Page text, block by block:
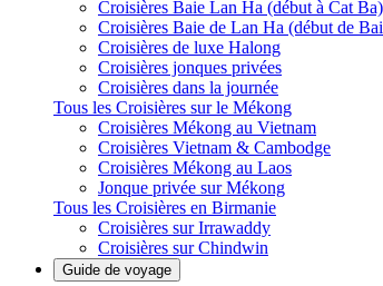
Croisières Baie Lan Ha (début à Cat Ba)
Croisières Baie de Lan Ha (début de
Croisières de luxe Halong
Croisières jonques privées
Croisières dans la journée
Tous les Croisières sur le Mékong
Croisières Mékong au Vietnam
Croisières Vietnam & Cambodge
Croisières Mékong au Laos
Jonque privée sur Mékong
Tous les Croisières en Birmanie
Croisières sur Irrawaddy
Croisières sur Chindwin
Guide de voyage